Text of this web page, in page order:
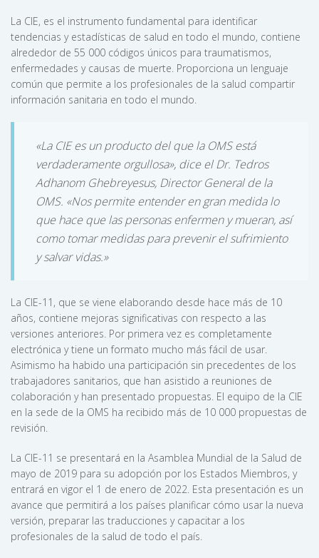
La CIE, es el instrumento fundamental para identificar
tendencias y estadísticas de salud en todo el mundo, contiene
alrededor de 55 000 códigos únicos para traumatismos,
enfermedades y causas de muerte. Proporciona un lenguaje
común que permite a los profesionales de la salud compartir
información sanitaria en todo el mundo.
«La CIE es un producto del que la OMS está
verdaderamente orgullosa», dice el Dr. Tedros
Adhanom Ghebreyesus, Director General de la
OMS. «Nos permite entender en gran medida lo
que hace que las personas enfermen y mueran, así
como tomar medidas para prevenir el sufrimiento
y salvar vidas.»
La CIE-11, que se viene elaborando desde hace más de 10
años, contiene mejoras significativas con respecto a las
versiones anteriores. Por primera vez es completamente
electrónica y tiene un formato mucho más fácil de usar.
Asimismo ha habido una participación sin precedentes de los
trabajadores sanitarios, que han asistido a reuniones de
colaboración y han presentado propuestas. El equipo de la CIE
en la sede de la OMS ha recibido más de 10 000 propuestas de
revisión.
La CIE-11 se presentará en la Asamblea Mundial de la Salud de
mayo de 2019 para su adopción por los Estados Miembros, y
entrará en vigor el 1 de enero de 2022. Esta presentación es un
avance que permitirá a los países planificar cómo usar la nueva
versión, preparar las traducciones y capacitar a los
profesionales de la salud de todo el país.